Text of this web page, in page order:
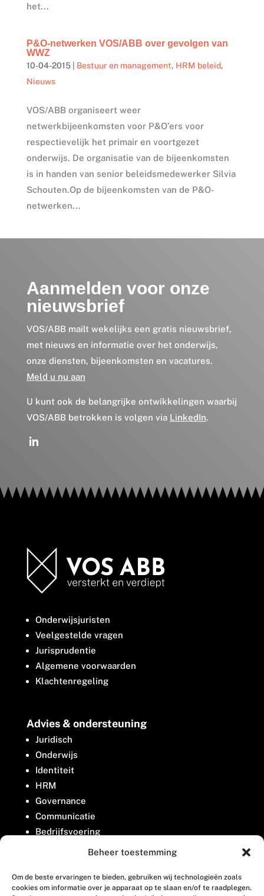
Beheer toestemming
Om de beste ervaringen te bieden, gebruiken wij technologieën zoals
cookies om informatie over je apparaat op te slaan en/of te raadplegen.
het...
P&O-netwerken VOS/ABB over gevolgen van
WWZ
10-04-2015| Bestuur en management, HRM beleid,
Nieuws
VOS/ABB organiseert weer
netwerkbijeenkomsten voor P&O’ers voor
respectievelijk het primair en voortgezet
onderwijs. De organisatie van de bijeenkomsten
is in handen van senior beleidsmedewerker Silvia
Schouten.Op de bijeenkomsten van de P&O-
netwerken...
Aanmelden voor onze
nieuwsbrief
VOS/ABB mailt wekelijks een gratis nieuwsbrief,
met nieuws en informatie over het onderwijs,
onze diensten, bijeenkomsten en vacatures.
Meld u nu aan
U kunt ook de belangrijke ontwikkelingen waarbij
VOS/ABB betrokken is volgen via LinkedIn.
Onderwijsjuristen
Veelgestelde vragen
Jurisprudentie
Algemene voorwaarden
Klachtenregeling
Advies & ondersteuning
Juridisch
Onderwijs
Identiteit
HRM
Governance
Communicatie
Bedrijfsvoering
Belangenbehartiging
Contact